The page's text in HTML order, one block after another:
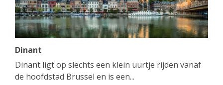
Dinant
Dinant ligt op slechts een klein uurtje rijden vanaf
de hoofdstad Brussel en is een...